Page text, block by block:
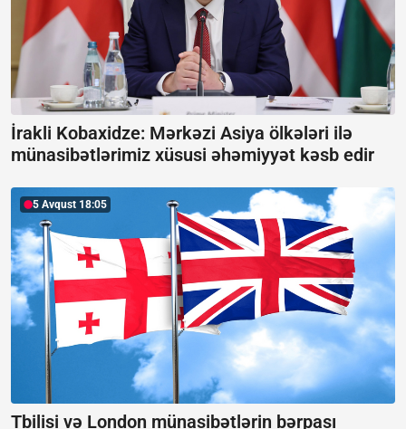
İrakli Kobaxidze: Mərkəzi Asiya ölkələri ilə
münasibətlərimiz xüsusi əhəmiyyət kəsb edir
5 Avqust 18:05
Tbilisi və London münasibətlərin bərpası